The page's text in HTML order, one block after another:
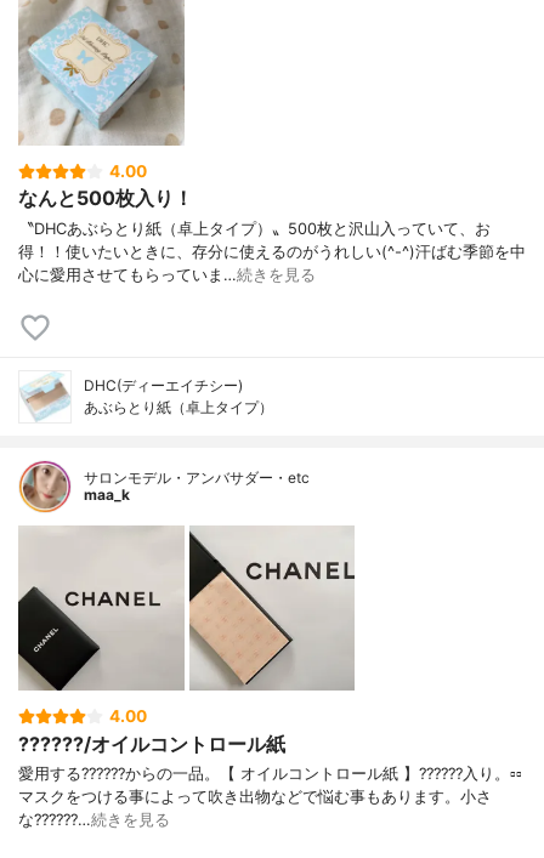
4.00
なんと500枚入り！
〝DHCあぶらとり紙（卓上タイプ）〟500枚と沢山入っていて、お
得！！使いたいときに、存分に使えるのがうれしい(^-^)汗ばむ季節を中
心に愛用させてもらっていま…続きを見る
DHC(ディーエイチシー)
あぶらとり紙（卓上タイプ）
サロンモデル・アンバサダー・etc
maa_k
4.00
??????/オイルコントロール紙
愛用する??????からの一品。【 オイルコントロール紙 】??????入り。▫️▫️
マスクをつける事によって吹き出物などで悩む事もあります。小さ
な??????…続きを見る